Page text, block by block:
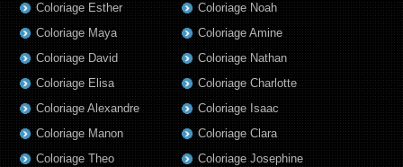
Coloriage Esther
Coloriage Maya
Coloriage David
Coloriage Elisa
Coloriage Alexandre
Coloriage Manon
Coloriage Theo
Coloriage Noah
Coloriage Amine
Coloriage Nathan
Coloriage Charlotte
Coloriage Isaac
Coloriage Clara
Coloriage Josephine